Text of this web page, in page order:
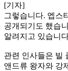
[기자]
그렇습니다. 엡스
공개되기도 했습
알려지고 있습니
관련 인사들은 빌
앤드류 왕자와 강